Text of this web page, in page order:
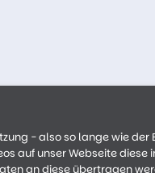
- also so lange wie der
auf unser Webseite diese
an diese übertragen